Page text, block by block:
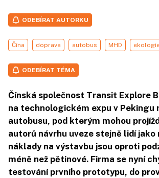
ODEBÍRAT AUTORKU
Čína doprava autobus MHD
ODEBÍRAT TÉMA
Čínská společnost Transit Explore
na technologickém expu v Pekingu
autobusu, pod kterým mohou
autorů návrhu uveze stejně lidí
náklady na výstavbu jsou oproti
méně než pětinové. Firma se nyní
testování prvního prototypu, do